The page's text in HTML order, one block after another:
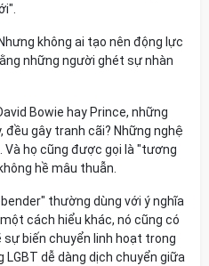
không ai tạo nên động lực
những người ghét sự nhàn
Bowie hay Prince, những
đều gây tranh cãi? Những nghệ
Và họ cũng được gọi là "tương
hề mâu thuẫn.
thường dùng với ý nghĩa
cách hiểu khác, nó cũng có
sự biến chuyển linh hoạt trong
LGBT dễ dàng dịch chuyển giữa